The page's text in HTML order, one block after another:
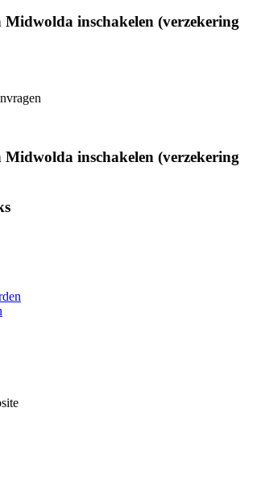
inschakelen (verzekering
inschakelen (verzekering